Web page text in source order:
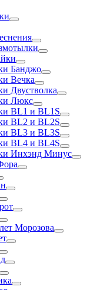
Банджо
Вечка
Двустволка
Люкс
BL1 и BL1S
BL2 и BL2S
BL3 и BL3S
BL4 и BL4S
Инхэнд Минус
Морозова